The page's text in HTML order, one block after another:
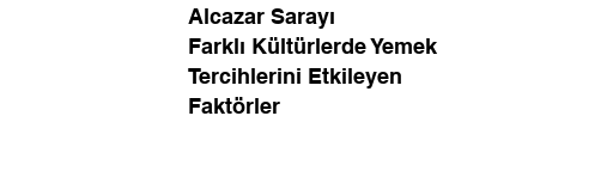
Alcazar Sarayı
Farklı Kültürlerde Yemek
Tercihlerini Etkileyen
Faktörler